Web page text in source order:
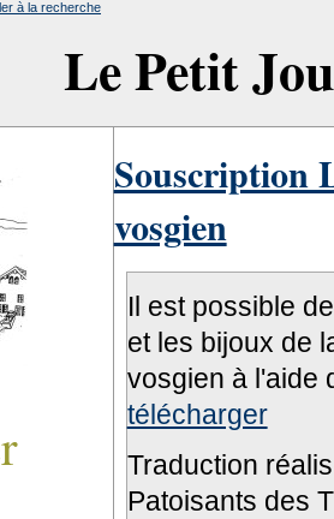
Le Petit
à la recherche
Souscription
vosgien
Il est possible
et les bijoux de
vosgien à l'aide
télécharger
Traduction
Patoisants des